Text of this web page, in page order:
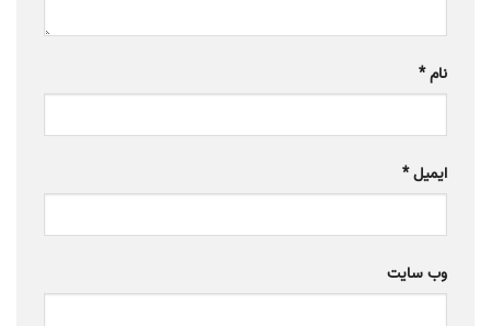
نام*
ایمیل*
وب‌ سایت